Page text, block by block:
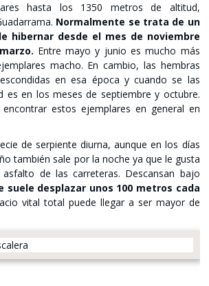
hasta los 1350 metros de altitud,
Normalmente se trata de un
hibernar desde el mes de noviembre
Entre mayo y junio es mucho más
macho. En cambio, las hembras
en esa época y cuando se las
es en los meses de septiembre y octubre.
estos ejemplares en general en
de serpiente diurna, aunque en los días
también sale por la noche ya que le gusta
de las carreteras. Descansan bajo
suele desplazar unos 100 metros cada
vital total puede llegar a ser mayor de